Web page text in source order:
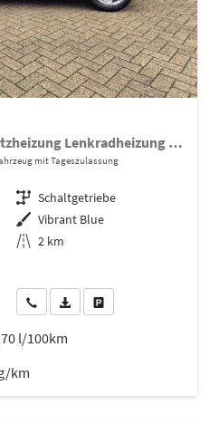
1.0 T-GDI 90PS 5-türig Sitzheizung Lenkradheizung Rückf.Kamera PDC Klima Apple CarPlay Android Auto Tempomat Touchscreen
mit Tageszulassung
Getriebe Schaltgetriebe
Außenfarbe Vibrant Blue
Kilometerstand 2 km
Wir rufen Sie anPDF-Datei, Fahrzeugexposé
l/100km
km